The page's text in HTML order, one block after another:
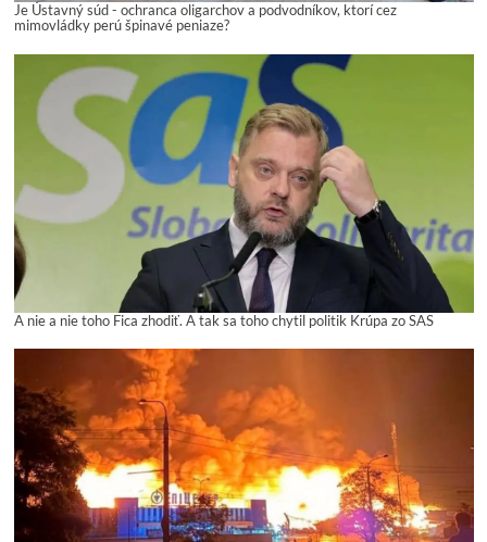
Je Ústavný súd - ochranca oligarchov a podvodníkov, ktorí cez
mimovládky perú špinavé peniaze?
A nie a nie toho Fica zhodiť. A tak sa toho chytil politik Krúpa zo SAS